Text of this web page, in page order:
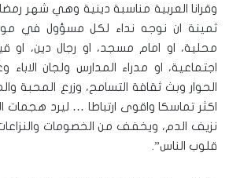
وقرانا العربية مناسبة دينية وهي شهر
ثمينة ان نوجه نداء لكل مسؤول في
محلية، او امام مسجد، او رجال دين، او
اجتماعية، او مدراء المدارس ولجان
الحوار وبث ثقافة التسامح، وزرع المحبة
اكثر تماسكا واقوى ارتباطا … ليرد
نزيف الدم، ويخفف من الخصومات
قلوب الناس”.